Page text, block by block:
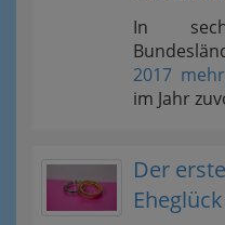
In
2017
im Jahr
Der